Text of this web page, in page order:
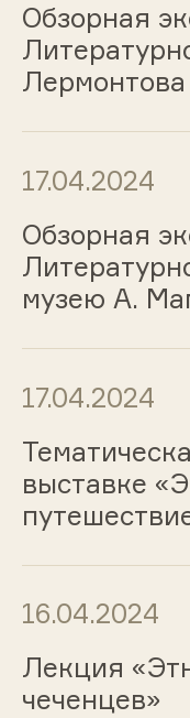
Обзорная
Лермонтова
17.04.2024
Обзорная
музею А.
17.04.2024
выставке
16.04.2024
Лекция
чеченцев»